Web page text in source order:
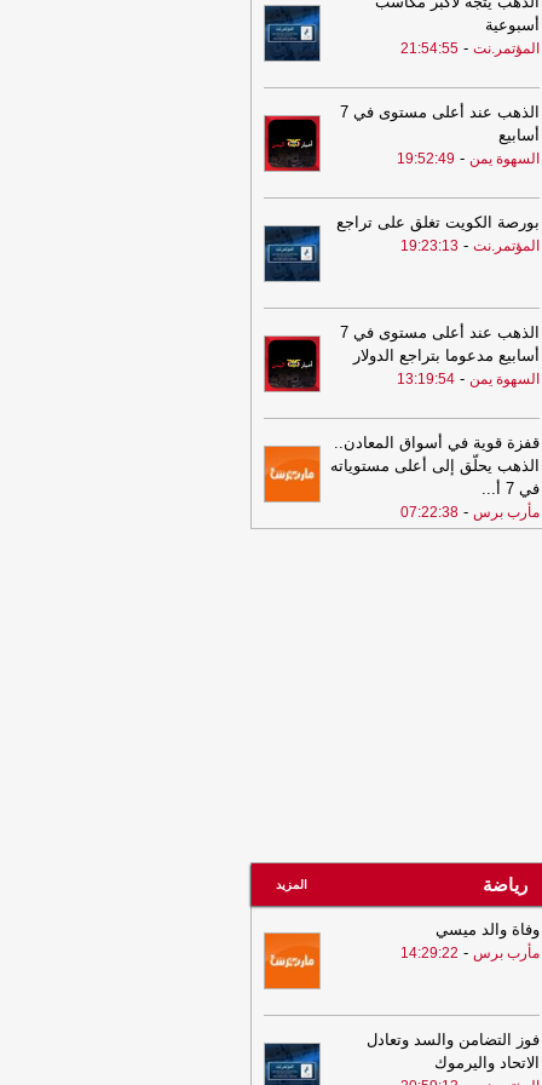
برس
11:50
اليمن يدخل على خط التحالف
أهميتها للبحر الأحمر وباب المندب
برس
11:00
تحركات عسكرية مفاجئة وتصعيد
11:00
تحركات عسكرية مفاجئة وتصعيد
السعودية وتركيا وباكستان على خط
09:39
عاجل.. الجيش اليمني يرد على
الحوثيين ومجلس الأمن يحذر من
خطير
- مأرب برس
الحوثيين ومجلس الأمن يحذر من
خطير -مأرب برس
08:43
للرجال- إليك الأمراض التي تسبب
القذف -مأرب برس
أسبوعية
المؤتمر.نت -
21:54:55
الذهب عند أعلى مستوى في 7
أسابيع
السهوة يمن -
19:52:49
بورصة الكويت تغلق على تراجع
المؤتمر.نت -
19:23:13
الذهب عند أعلى مستوى في 7
أسابيع مدعوما بتراجع الدولار
السهوة يمن -
13:19:54
قفزة قوية في أسواق المعادن..
الذهب يحلّق إلى أعلى مستوياته
في 7 أ
...
مأرب برس -
07:22:38
رياضة المزيد
وفاة والد ميسي
مأرب برس -
14:29:22
فوز التضامن والسد وتعادل
الاتحاد واليرموك